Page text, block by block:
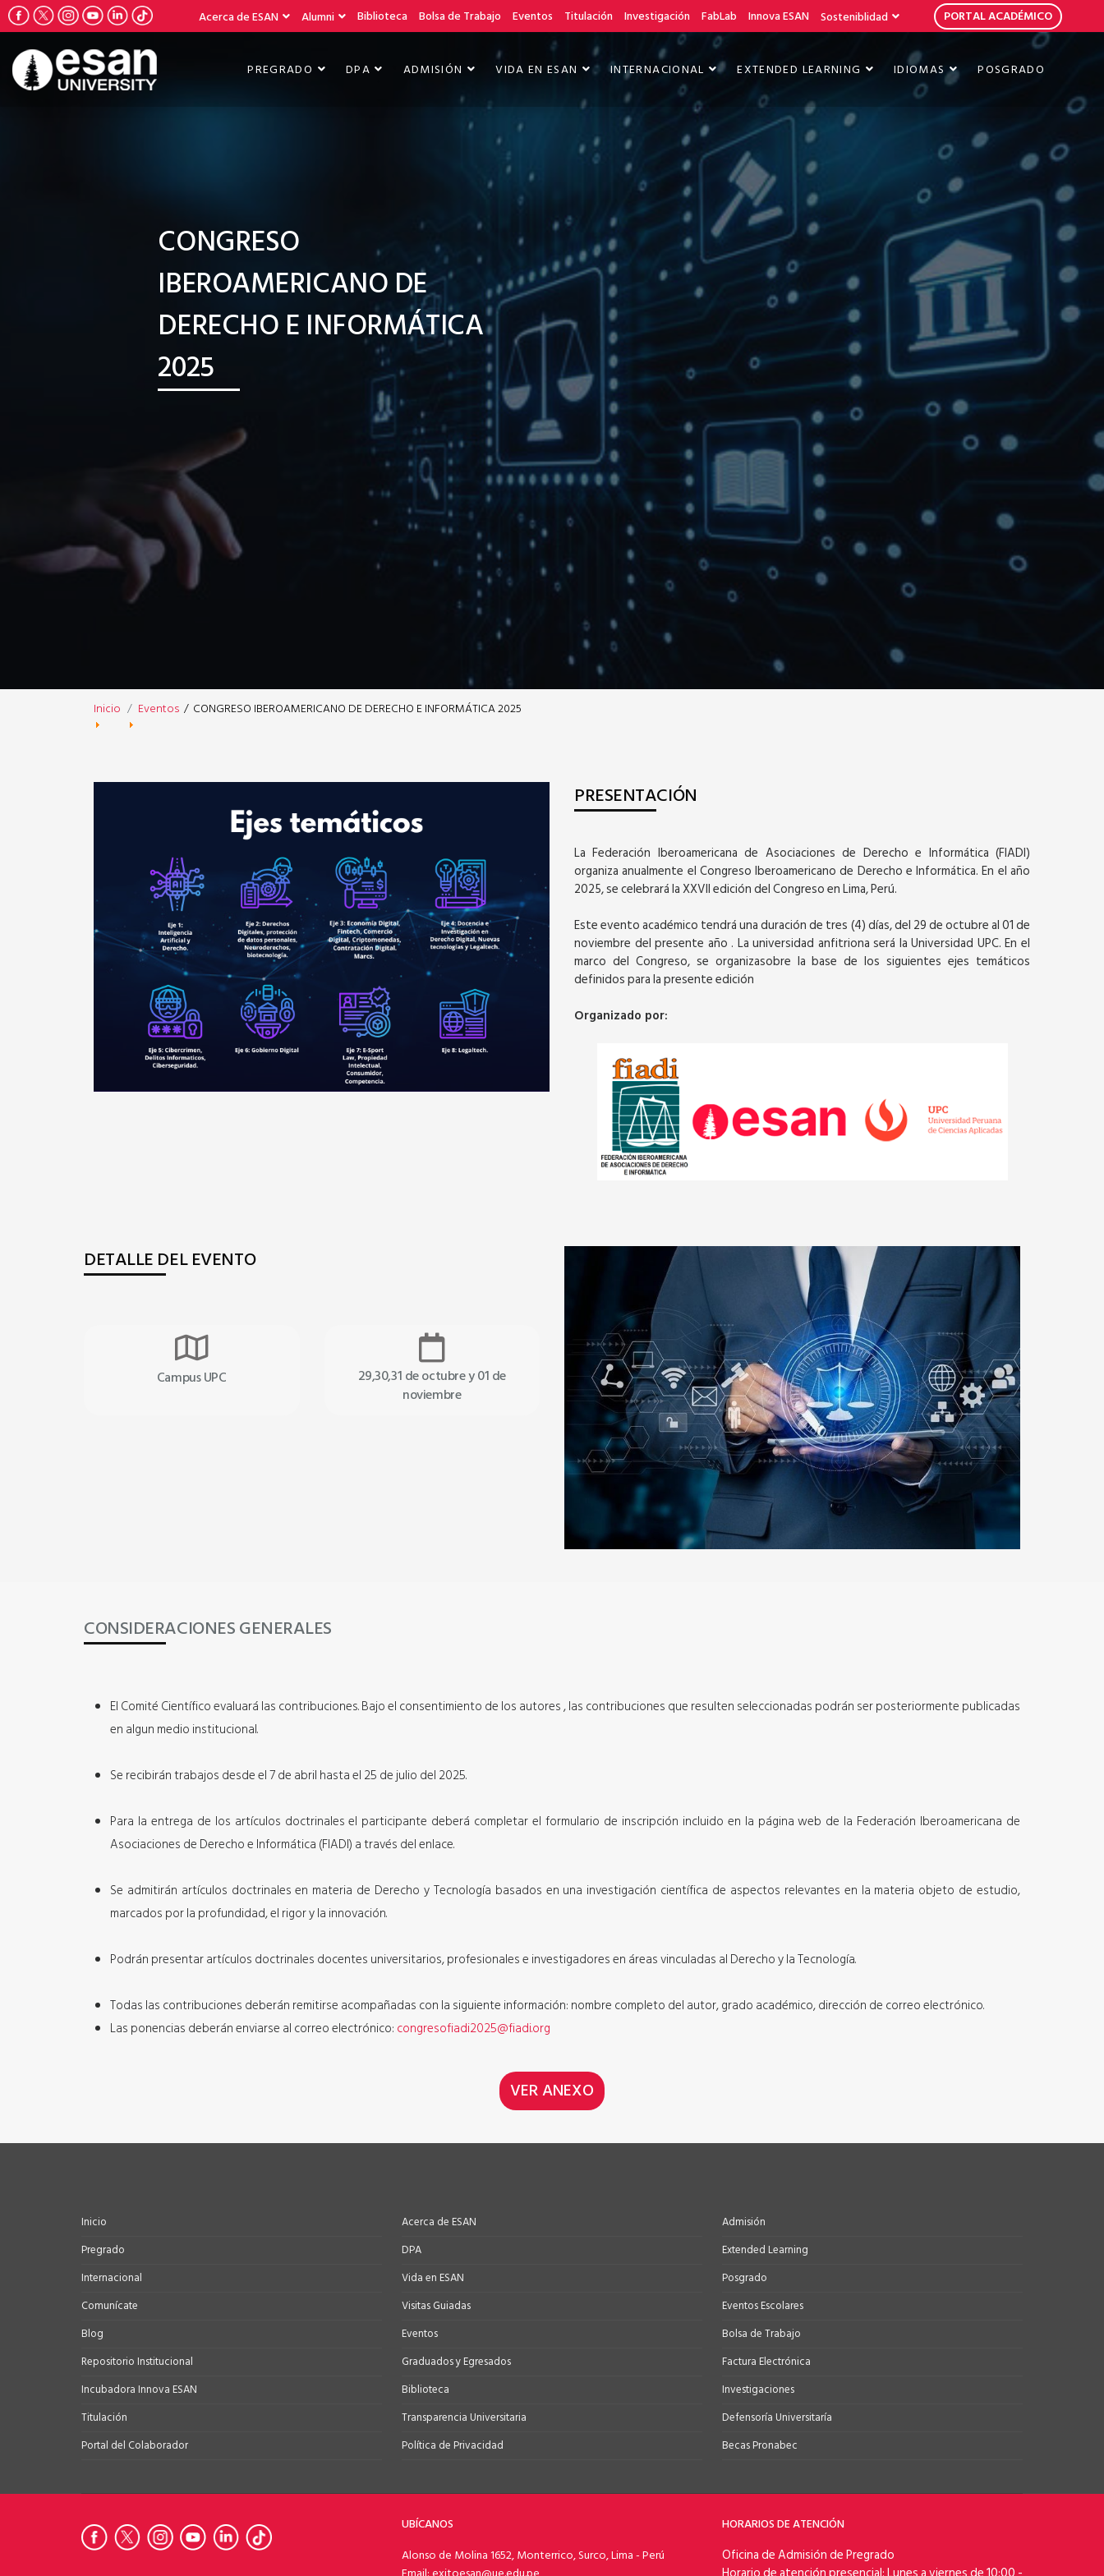
Acerca de ESAN Alumni Biblioteca Bolsa de Trabajo Eventos Titulación Investigación FabLab Innova ESAN Sosteniblidad PORTAL ACADÉMICO
PREGRADO DPA ADMISIÓN VIDA EN ESAN INTERNACIONAL EXTENDED LEARNING IDIOMAS POSGRADO
CONGRESO
IBEROAMERICANO DE
DERECHO E INFORMÁTICA
2025
Inicio Eventos / CONGRESO IBEROAMERICANO DE DERECHO E INFORMÁTICA 2025
PRESENTACIÓN
La Federación Iberoamericana de Asociaciones de Derecho e Informática (FIADI)
organiza anualmente el Congreso Iberoamericano de Derecho e Informática. En el año
2025, se celebrará la XXVII edición del Congreso en Lima, Perú.
Este evento académico tendrá una duración de tres (4) días, del 29 de octubre al 01 de
noviembre del presente año . La universidad anfitriona será la Universidad UPC. En el
marco del Congreso, se organizasobre la base de los siguientes ejes temáticos
definidos para la presente edición
Organizado por:
DETALLE DEL EVENTO
Campus UPC
Plataforma
Virtual
29,30,31 de octubre y 01 de
noviembre
CONSIDERACIONES GENERALES
El Comité Científico evaluará las contribuciones. Bajo el consentimiento de los autores , las contribuciones que resulten seleccionadas podrán ser posteriormente publicadas
en algun medio institucional.
Se recibirán trabajos desde el 7 de abril hasta el 25 de julio del 2025.
Para la entrega de los artículos doctrinales el participante deberá completar el formulario de inscripción incluido en la página web de la Federación Iberoamericana de
Asociaciones de Derecho e Informática (FIADI) a través del enlace.
Se admitirán artículos doctrinales en materia de Derecho y Tecnología basados en una investigación científica de aspectos relevantes en la materia objeto de estudio,
marcados por la profundidad, el rigor y la innovación.
Podrán presentar artículos doctrinales docentes universitarios, profesionales e investigadores en áreas vinculadas al Derechoy la Tecnología.
Todas las contribuciones deberán remitirse acompañadas con la siguiente información: nombre completo del autor, grado académico, dirección de correo electrónico.
Las ponencias deberán enviarse al correo electrónico: congresofiadi2025@fiadi.org
VER ANEXO
Inicio
Pregrado
Internacional
Comunícate
Blog
Repositorio Institucional
Incubadora Innova ESAN
Titulación
Portal del Colaborador
Acerca de ESAN
DPA
Vida en ESAN
Visitas Guiadas
Eventos
Graduados y Egresados
Biblioteca
Transparencia Universitaria
Política de Privacidad
Admisión
Extended Learning
Posgrado
Eventos Escolares
Bolsa de Trabajo
Factura Electrónica
Investigaciones
Defensoría Universitaría
Becas Pronabec
UBÍCANOS
Alonso de Molina 1652, Monterrico, Surco, Lima - Perú
HORARIOS DE ATENCIÓN
Oficina de Admisión de Pregrado